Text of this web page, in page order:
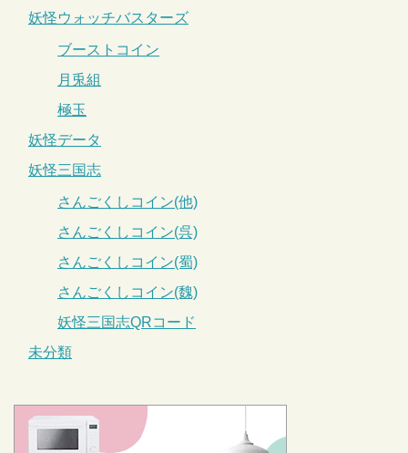
妖怪ウォッチバスターズ
ブーストコイン
月兎組
極玉
妖怪データ
妖怪三国志
さんごくしコイン(他)
さんごくしコイン(呉)
さんごくしコイン(蜀)
さんごくしコイン(魏)
妖怪三国志QRコード
未分類